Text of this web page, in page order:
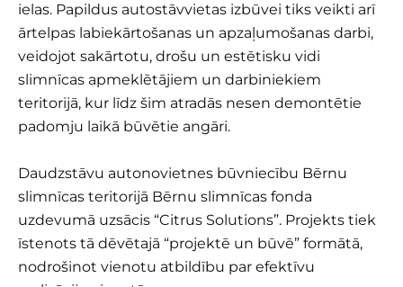
ielas. Papildus autostāvvietas izbūvei tiks veikti arī
ārtelpas labiekārtošanas un apzaļumošanas darbi,
veidojot sakārtotu, drošu un estētisku vidi
slimnīcas apmeklētājiem un darbiniekiem
teritorijā, kur līdz šim atradās nesen demontētie
padomju laikā būvētie angāri.
Daudzstāvu autonovietnes būvniecību Bērnu
slimnīcas teritorijā Bērnu slimnīcas fonda
uzdevumā uzsācis “Citrus Solutions”. Projekts tiek
īstenots tā dēvētajā “projektē un būvē” formātā,
nodrošinot vienotu atbildību par efektīvu